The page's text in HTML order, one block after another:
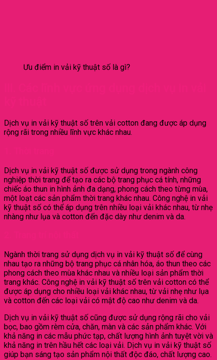
Ưu điểm in vải kỹ thuật số là gì?
Dịch vụ in vải kỹ thuật số trên vải cotton đang được áp dụng
rộng rãi trong nhiều lĩnh vực khác nhau.
Dịch vụ in vải kỹ thuật số được sử dụng trong ngành công
nghiệp thời trang để tạo ra các bộ trang phục cá tính, những
chiếc áo thun in hình ảnh đa dạng, phong cách theo từng mùa,
một loạt các sản phẩm thời trang khác nhau. Công nghệ in vải
kỹ thuật số có thể áp dụng trên nhiều loại vải khác nhau, từ nhẹ
nhàng như lụa và cotton đến đặc dày như denim và da.
Ngành thời trang sử dụng dịch vụ in vải kỹ thuật số để cùng
nhau tạo ra những bộ trang phục cá nhân hóa, áo thun theo các
phong cách theo mùa khác nhau và nhiều loại sản phẩm thời
trang khác. Công nghệ in vải kỹ thuật số trên vải cotton có thể
được áp dụng cho nhiều loại vải khác nhau, từ vải nhẹ như lụa
và cotton đến các loại vải có mật độ cao như denim và da.
Dịch vụ in vải kỹ thuật số cũng được sử dụng rộng rãi cho vải
bọc, bao gồm rèm cửa, chăn, màn và các sản phẩm khác. Với
khả năng in các mẫu phức tạp, chất lượng hình ảnh tuyệt vời và
khả năng in trên hầu hết các loại vải. Dịch vụ in vải kỹ thuật số
giúp bạn sáng tạo sản phẩm nội thất độc đáo, chất lượng cao.